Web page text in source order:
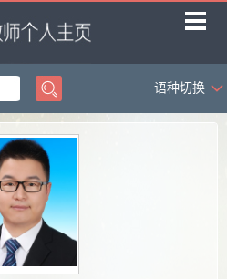
首页
语种切换